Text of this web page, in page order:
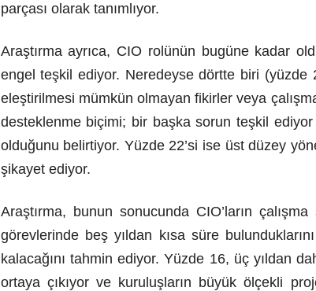
parçası olarak tanımlıyor.
Araştırma ayrıca, CIO rolünün bugüne kadar
engel teşkil ediyor. Neredeyse dörtte biri (yüzde
eleştirilmesi mümkün olmayan fikirler veya
desteklenme biçimi; bir başka sorun teşkil ediyor
olduğunu belirtiyor. Yüzde 22’si ise üst düzey
şikayet ediyor.
Araştırma, bunun sonucunda CIO’ların
görevlerinde beş yıldan kısa süre
kalacağını tahmin ediyor. Yüzde 16, üç yıldan
ortaya çıkıyor ve kuruluşların büyük ölçekli